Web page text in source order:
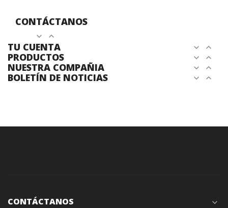
CONTÁCTANOS
expand_more expand_less
TU CUENTA expand_more expand_less
PRODUCTOS expand_more expand_less
NUESTRA COMPAÑIA expand_more expand_less
BOLETÍN DE NOTICIAS expand_more expand_less
CONTÁCTANOS expand_more